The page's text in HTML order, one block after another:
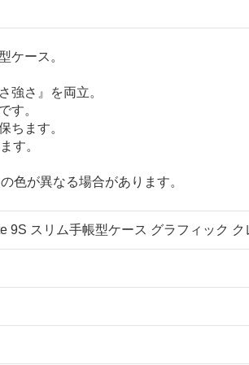
ケース。
強さ』を両立。
す。
ちます。
す。
色が異なる場合があります。
9S スリム手帳型ケース グラフィック